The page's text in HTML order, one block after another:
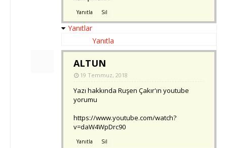
Yanıtla Sil
Yanıtlar
Yanıtla
ALTUN
19 Temmuz, 2018
Yazı hakkında Ruşen Çakır'ın youtube
yorumu
https://www.youtube.com/watch?
v=daW4WpDrc90
Yanıtla Sil